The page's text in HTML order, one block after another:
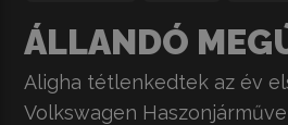
ÁLLANDÓ
Aligha tétlenkedtek az év
Volkswagen